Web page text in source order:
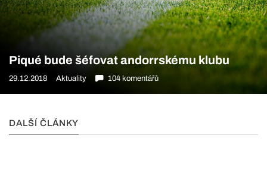
Piqué bude šéfovat andorrskému klubu
29.12.2018 Aktuality 104 komentářů
DALŠÍ ČLÁNKY